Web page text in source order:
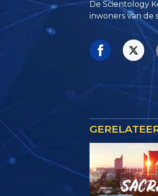
De Scientology
inwoners van de